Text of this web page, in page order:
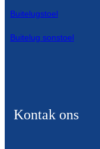
Buitelugstoel
Buitelug sonstoel
Kontak ons